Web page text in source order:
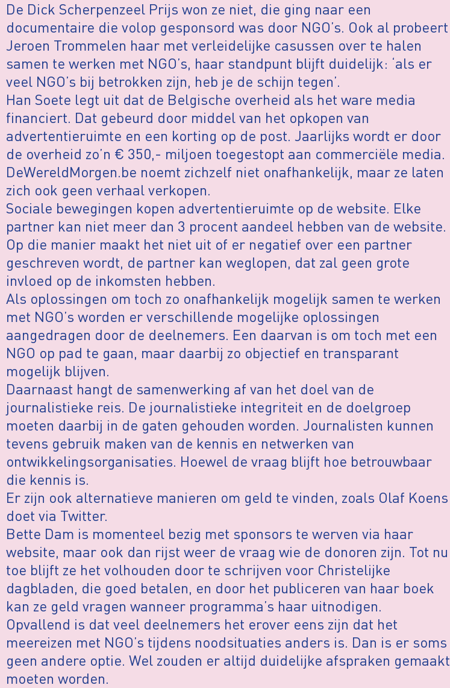
De Dick Scherpenzeel Prijs won ze niet, die ging naar een
documentaire die volop gesponsord was door NGO’s. Ook al probeert
Jeroen Trommelen haar met verleidelijke casussen over te halen
samen te werken met NGO’s, haar standpunt blijft duidelijk: ‘als er
veel NGO’s bij betrokken zijn, heb je de schijn tegen’.
Han Soete legt uit dat de Belgische overheid als het ware media
financiert. Dat gebeurd door middel van het opkopen van
advertentieruimte en een korting op de post. Jaarlijks wordt er door
de overheid zo’n € 350,- miljoen toegestopt aan commerciële media.
DeWereldMorgen.be noemt zichzelf niet onafhankelijk, maar ze laten
zich ook geen verhaal verkopen.
Sociale bewegingen kopen advertentieruimte op de website. Elke
partner kan niet meer dan 3 procent aandeel hebben van de website.
Op die manier maakt het niet uit of er negatief over een partner
geschreven wordt, de partner kan weglopen, dat zal geen grote
invloed op de inkomsten hebben.
Als oplossingen om toch zo onafhankelijk mogelijk samen te werken
met NGO’s worden er verschillende mogelijke oplossingen
aangedragen door de deelnemers. Een daarvan is om toch met een
NGO op pad te gaan, maar daarbij zo objectief en transparant
mogelijk blijven.
Daarnaast hangt de samenwerking af van het doel van de
journalistieke reis. De journalistieke integriteit en de doelgroep
moeten daarbij in de gaten gehouden worden. Journalisten kunnen
tevens gebruik maken van de kennis en netwerken van
ontwikkelingsorganisaties. Hoewel de vraag blijft hoe betrouwbaar
die kennis is.
Er zijn ook alternatieve manieren om geld te vinden, zoals Olaf Koens
doet via Twitter.
Bette Dam is momenteel bezig met sponsors te werven via haar
website, maar ook dan rijst weer de vraag wie de donoren zijn. Tot nu
toe blijft ze het volhouden door te schrijven voor Christelijke
dagbladen, die goed betalen, en door het publiceren van haar boek
kan ze geld vragen wanneer programma’s haar uitnodigen.
Opvallend is dat veel deelnemers het erover eens zijn dat het
meereizen met NGO’s tijdens noodsituaties anders is. Dan is er soms
geen andere optie. Wel zouden er altijd duidelijke afspraken gemaakt
moeten worden.